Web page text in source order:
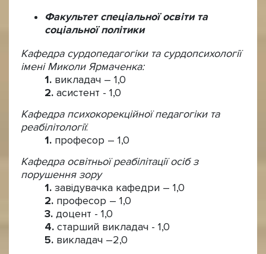
Факультет спеціальної освіти та
соціальної політики
Кафедра сурдопедагогіки та сурдопсихології
імені Миколи Ярмаченка:
викладач – 1,0
асистент - 1,0
Кафедра психокорекційної педагогіки та
реабілітології:
професор – 1,0
Кафедра освітньої реабілітації осіб з
порушення зору
завідувачка кафедри – 1,0
професор – 1,0
доцент - 1,0
старший викладач - 1,0
викладач –2,0